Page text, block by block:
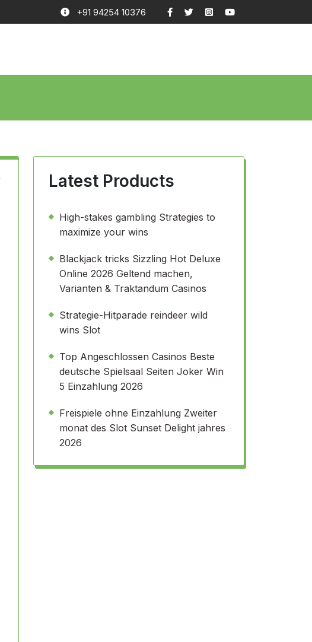
+91 94254 10376
Latest Products
High-stakes gambling Strategies to
maximize your wins
Blackjack tricks Sizzling Hot Deluxe
Online 2026 Geltend machen,
Varianten & Traktandum Casinos
Strategie-Hitparade reindeer wild
wins Slot
Top Angeschlossen Casinos Beste
deutsche Spielsaal Seiten Joker Win
5 Einzahlung 2026
Freispiele ohne Einzahlung Zweiter
monat des Slot Sunset Delight jahres
2026